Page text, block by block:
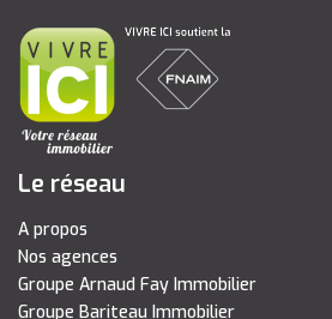
Le réseau
A propos
Nos agences
Groupe Arnaud Fay Immobilier
Groupe Bariteau Immobilier